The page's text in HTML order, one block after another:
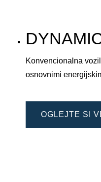
Konvencionalna
osnovnimi
OGLEJTE SI